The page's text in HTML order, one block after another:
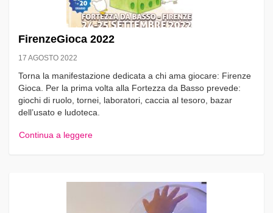
FirenzeGioca 2022
17 AGOSTO 2022
Torna la manifestazione dedicata a chi ama giocare: Firenze
Gioca. Per la prima volta alla Fortezza da Basso prevede:
giochi di ruolo, tornei, laboratori, caccia al tesoro, bazar
dell’usato e ludoteca.
Continua a leggere